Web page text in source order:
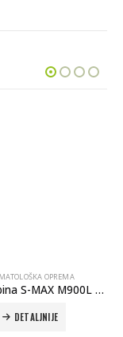
OPREMA
NSK Turbina S-MAX M900L za NSK kupplung
DETALJNIJE